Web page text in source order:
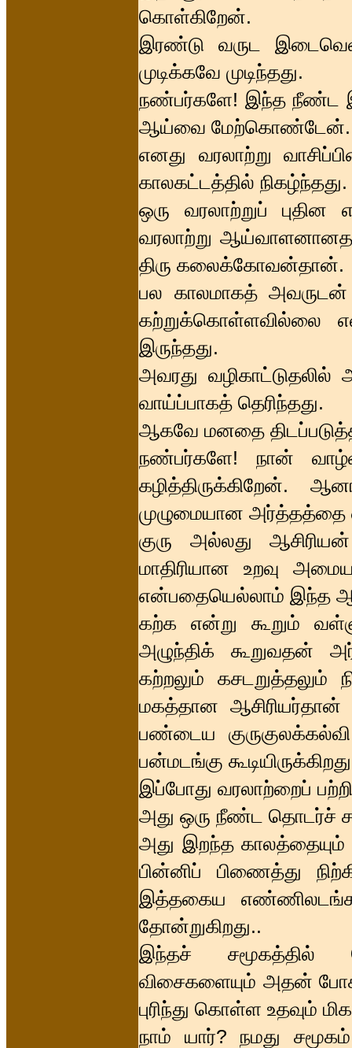
கொள்கிறேன்.
இரண்டு வருட
முடிக்கவே முடிந்தது.
நண்பர்களே! இந்த நீண்ட
ஆய்வை மேற்கொண்டேன்.
எனது வரலாற்று
காலகட்டத்தில் நிகழ்ந்தது.
ஒரு வரலாற்றுப் புதின
வரலாற்று
திரு கலைக்கோவன்தான்.
பல காலமாகத் அவருடன்
கற்றுக்கொள்ளவில்லை
இருந்தது.
அவரது
வாய்ப்பாகத் தெரிந்தது.
ஆகவே மனதை
நண்பர்களே! நான்
கழித்திருக்கிறேன்.
முழுமையான
குரு அல்லது
மாதிரியான உறவு
என்பதையெல்லாம் இந்த
கற்க என்று கூறும்
அழுந்திக் கூறுவதன்
கற்றலும்
மகத்தான ஆசிரியர்தான்
பண்டைய
பன்மடங்கு
இப்போது வரலாற்றைப்
அது ஒரு நீண்ட தொடர்ச்
அது இறந்த காலத்தையும்
பின்னிப் பிணைத்து
இத்தகைய
தோன்றுகிறது..
இந்தச் சமூகத்தில்
விசைகளையும் அதன்
புரிந்து கொள்ள உதவும்
நாம் யார்? நமது